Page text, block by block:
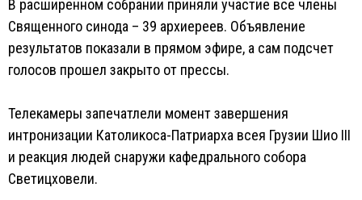
В расширенном собрании приняли участие все члены
Священного синода – 39 архиереев. Объявление
результатов показали в прямом эфире, а сам подсчет
голосов прошел закрыто от прессы.
Телекамеры запечатлели момент завершения
интронизации Католикоса-Патриарха всея Грузии Шио III
и реакция людей снаружи кафедрального собора
Светицховели.